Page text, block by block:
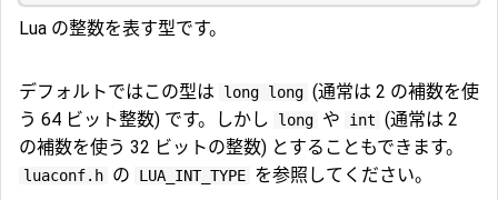
Lua の整数を表す型です。
デフォルトではこの型は long long (通常は 2 の補数を使
う 64 ビット整数) です。しかし
long や int (通常は 2
の補数を使う 32 ビットの整数) とすることもできます。
luaconf.h の LUA_INT_TYPE を参照してください。